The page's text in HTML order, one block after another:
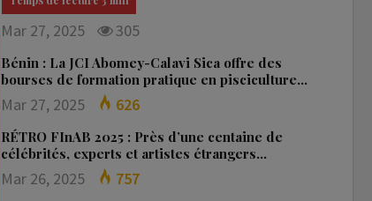
Mar 27, 2025 305
Bénin : La JCI Abomey-Calavi Sica offre des
bourses de formation pratique en pisciculture…
Mar 27, 2025 626
RÉTRO FInAB 2025 : Près d’une centaine de
célébrités, experts et artistes étrangers…
Mar 26, 2025 757